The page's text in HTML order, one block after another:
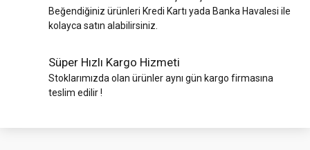
Beğendiğiniz ürünleri Kredi Kartı yada Banka Havalesi ile
kolayca satın alabilirsiniz.
Süper Hızlı Kargo Hizmeti
Stoklarımızda olan ürünler aynı gün kargo firmasına
teslim edilir !